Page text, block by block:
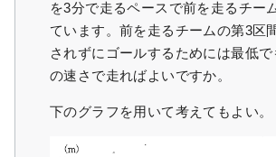
を3分で走るペースで前を走るチー
ています。前を走るチームの第3区
されずにゴールするためには最低
の速さで走ればよいですか。
下のグラフを用いて考えてもよい。